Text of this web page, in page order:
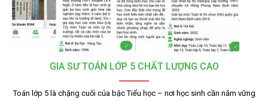
GIA SƯ TOÁN LỚP 5 CHẤT LƯỢNG CAO
Toán lớp 5 là chặng cuối của bậc Tiểu học – nơi học sinh cần nắm vững